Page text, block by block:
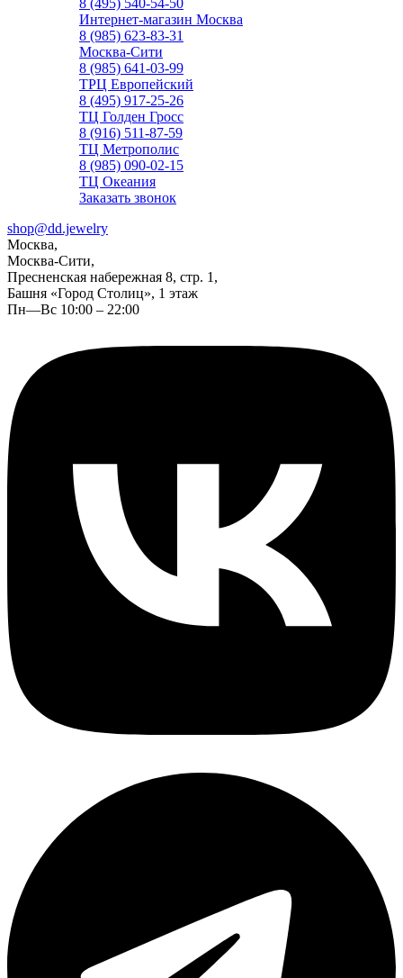
8 (495) 540-54-50
Интернет-магазин Москва
8 (985) 623-83-31
Москва-Сити
8 (985) 641-03-99
ТРЦ Европейский
8 (495) 917-25-26
ТЦ Голден Гросс
8 (916) 511-87-59
ТЦ Метрополис
8 (985) 090-02-15
ТЦ Океания
Заказать звонок
shop@dd.jewelry
Москва,
Москва-Сити,
Пресненская набережная 8, стр. 1,
Башня «Город Столиц», 1 этаж
Пн—Вс 10:00 – 22:00